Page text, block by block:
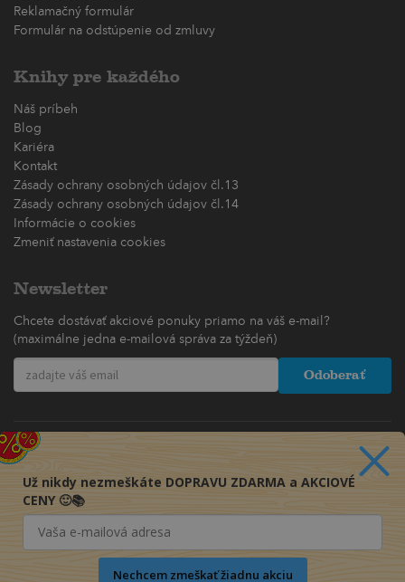
Reklamačný formulár
Formulár na odstúpenie od zmluvy
Knihy pre každého
Náš príbeh
Blog
Kariéra
Kontakt
Zásady ochrany osobných údajov čl.13
Zásady ochrany osobných údajov čl.14
Informácie o cookies
Zmeniť nastavenia cookies
Newsletter
Chcete dostávať akciové ponuky priamo na váš e-mail?
(maximálne jedna e-mailová správa za týždeň)
Odoberať
Už nikdy nezmeškáte DOPRAVU ZDARMA a AKCIOVÉ
CENY 🙂📚
Nechcem zmeškať žiadnu akciu